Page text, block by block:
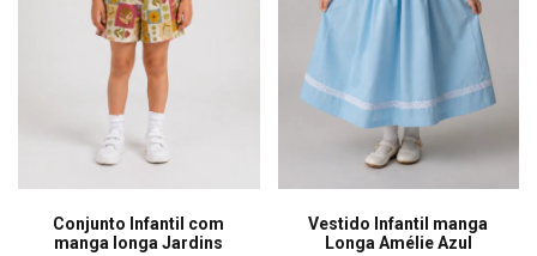
Conjunto Infantil com
manga longa Jardins
Vestido Infantil manga
Longa Amélie Azul